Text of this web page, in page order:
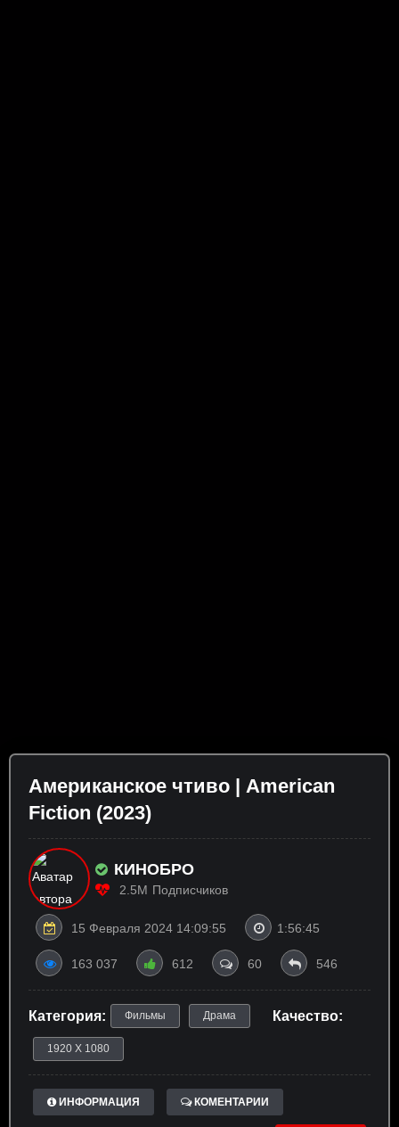
Американское чтиво | American
Fiction (2023)
КИНОБРО
2.5M Подписчиков
15 Февраля 2024 14:09:55 1:56:45
163 037 612 60 546
Категория: Фильмы Драма Качество:
1920 X 1080
ИНФОРМАЦИЯ КОМЕНТАРИИ